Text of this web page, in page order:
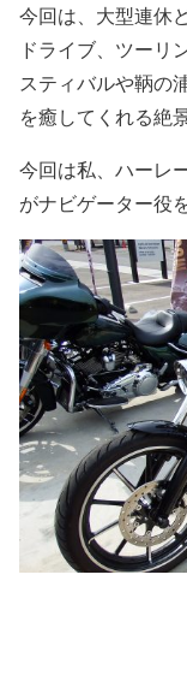
今回は、大型連休
ドライブ、ツーリ
スティバルや鞆の
を癒してくれる絶
今回は私、ハーレ
がナビゲーター役